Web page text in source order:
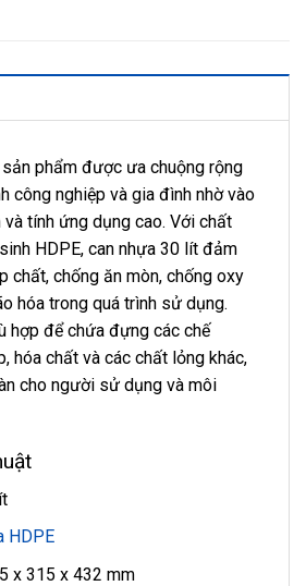
phẩm được ưa chuộng rộng
công nghiệp và gia đình nhờ vào
và tính ứng dụng cao. Với chất
HDPE, can nhựa 30 lít đảm
chất, chống ăn mòn, chống oxy
hóa trong quá trình sử dụng.
hợp để chứa đựng các chế
hóa chất và các chất lỏng khác,
cho người sử dụng và môi
HDPE
x 315 x 432 mm